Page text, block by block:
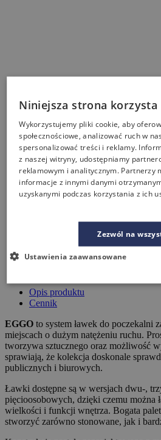
Opis produktu
Cennik
EGGO to system ławek do poczekalni
miejscach o dużym natężeniu ruchu.
tworzywa sztucznego oraz możliwość
sprawiają, że kolekcja doskonale
publicznych i biurowych.
Ławki dostępne są w wersjach dwu-,
pięcioosobowych, dzięki czemu można
wielkości i funkcji wnętrza. Bogata
stworzyć zarówno stonowane, jak i
Niniejsza strona
Wykorzystujemy pliki cookie, aby
społecznościowe, analizować ruch w
spersonalizować treści i reklamy.
z naszej witryny, udostępniamy
reklamowym i analitycznym. Partnerzy
informacje z innymi danymi
uzyskanymi podczas korzystania z ich
Zezwól na
Ustawienia zaawansowane